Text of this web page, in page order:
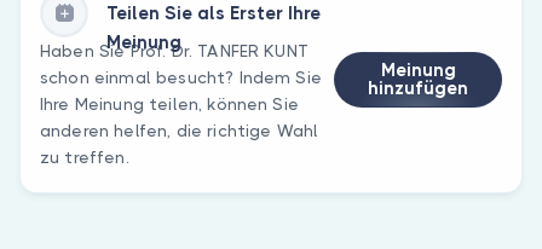
Teilen Sie als Erster Ihre
Meinung
Haben Sie Prof. Dr. TANFER KUNT
schon einmal besucht? Indem Sie
Ihre Meinung teilen, können Sie
anderen helfen, die richtige Wahl
zu treffen.
Meinung
hinzufügen